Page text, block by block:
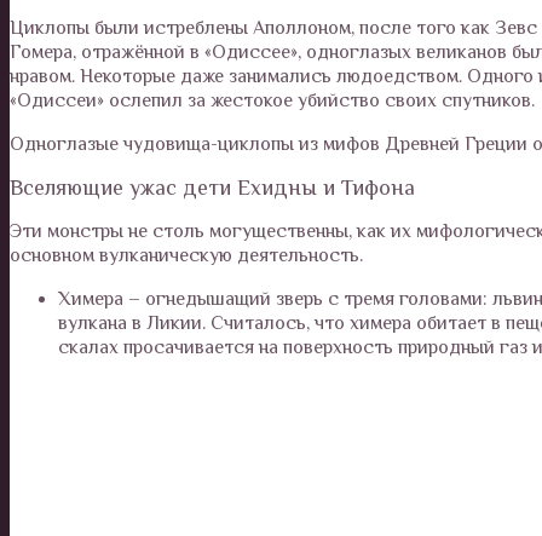
Циклопы были истреблены Аполлоном, после того как
Гомера, отражённой в «Одиссее», одноглазых великанов
нравом. Некоторые даже занимались людоедством.
«Одиссеи» ослепил за жестокое убийство своих спутников.
Одноглазые чудовища-циклопы из мифов Древней Греции
Вселяющие ужас дети Ехидны и Тифона
Эти монстры не столь могущественны, как их
основном вулканическую деятельность.
Химера – огнедышащий зверь с тремя головами:
вулкана в Ликии. Считалось, что химера обитает в
скалах просачивается на поверхность природный газ